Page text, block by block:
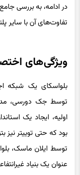
در ادامه، به بررسی
تفاوت‌های آن با سایر
ویژگی‌های
توسط جک دورسی،
اولیه، ایجاد یک
بود که حتی توییتر نیز
توسط ایلان ماسک،
عنوان یک بنیاد